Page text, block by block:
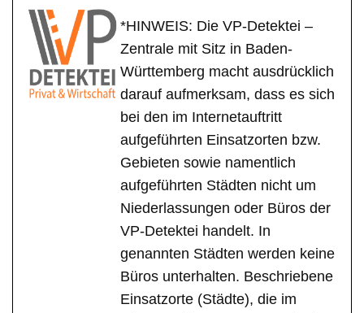
*HINWEIS: Die VP-Detektei –
Zentrale mit Sitz in Baden-
Württemberg macht ausdrücklich
darauf aufmerksam, dass es sich
bei den im Internetauftritt
aufgeführten Einsatzorten bzw.
Gebieten sowie namentlich
aufgeführten Städten nicht um
Niederlassungen oder Büros der
VP-Detektei handelt. In
genannten Städten werden keine
Büros unterhalten. Beschriebene
Einsatzorte (Städte), die im